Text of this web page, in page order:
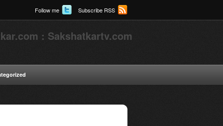
Follow me Subscribe RSS
: Sakshatkartv.com